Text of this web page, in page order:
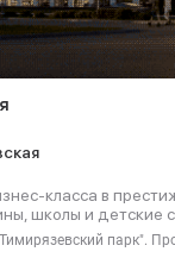
класса в
школы и детские